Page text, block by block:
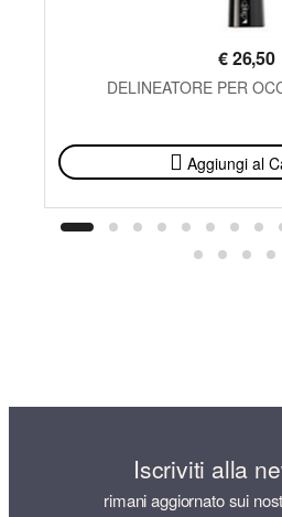
€26,50
DELINEATORE PER
Aggiungi al
Iscriviti alla
rimani aggiornato sui